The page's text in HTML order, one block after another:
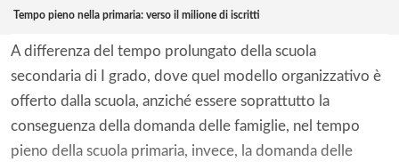
Tempo pieno nella primaria: verso il milione di iscritti
A differenza del tempo prolungato della scuola
secondaria di I grado, dove quel modello organizzativo è
offerto dalla scuola, anziché essere soprattutto la
conseguenza della domanda delle famiglie, nel tempo
pieno della scuola primaria, invece, la domanda delle